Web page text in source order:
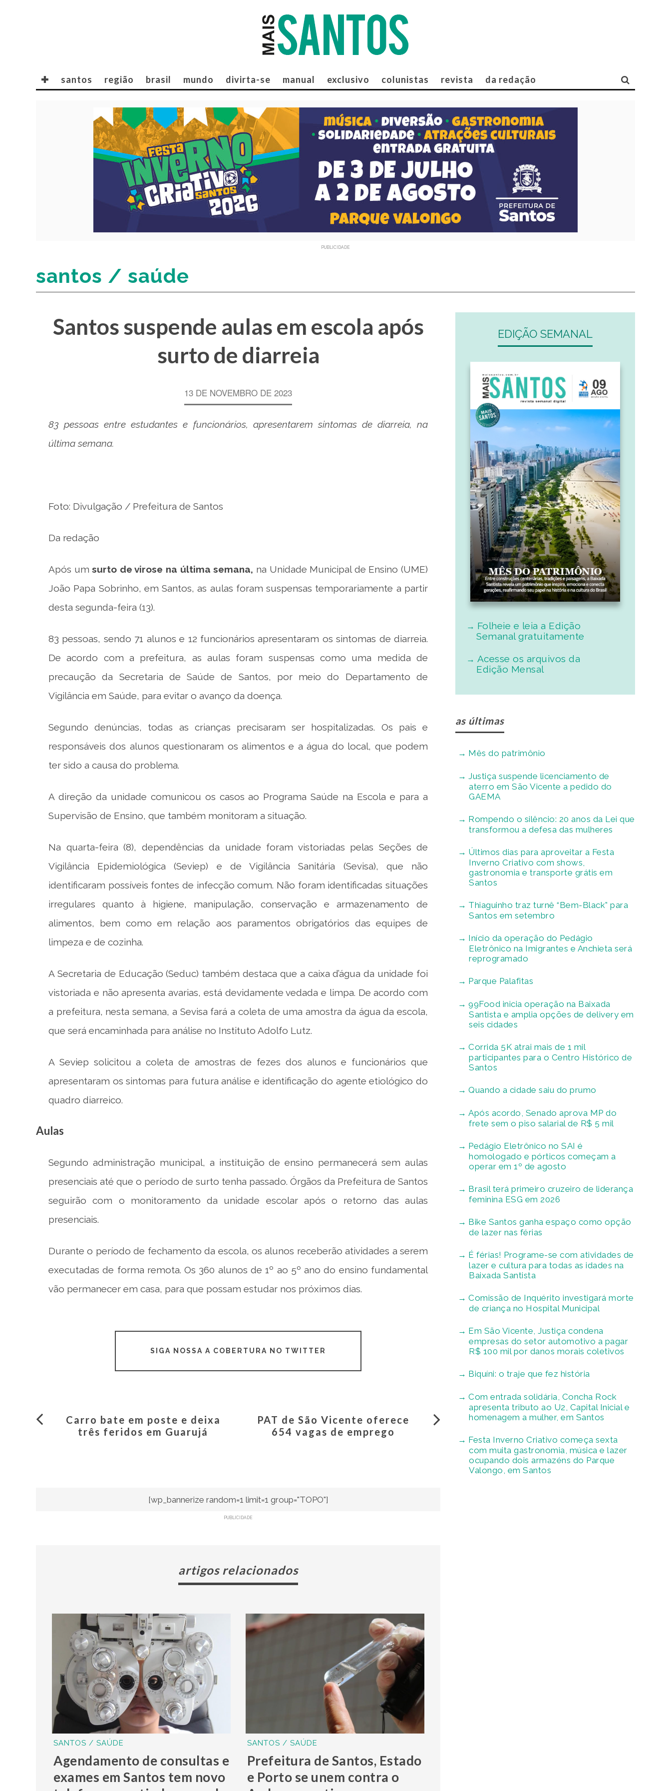
✚ santos região brasil mundo divirta-se manual exclusivo colunistas revista da redação
PUBLICIDADE
santos / saúde
Santos suspende aulas em escola após
surto de diarreia
13 DE NOVEMBRO DE 2023
83 pessoas entre estudantes e funcionários, apresentarem sintomas de diarreia, na
última semana.
Foto: Divulgação / Prefeitura de Santos
Da redação
Após umsurto de virose na última semana, na Unidade Municipal de Ensino (UME)
João Papa Sobrinho, em Santos, as aulas foram suspensas temporariamente a partir
desta segunda-feira (13).
83 pessoas, sendo 71 alunos e 12 funcionários apresentaram os sintomas de diarreia.
De acordo com a prefeitura, as aulas foram suspensas como uma medida de
precaução da Secretaria de Saúde de Santos, por meio do Departamento de
Vigilância em Saúde, para evitar o avanço da doença.
Segundo denúncias, todas as crianças precisaram ser hospitalizadas. Os pais e
responsáveis dos alunos questionaram os alimentos e a água do local, que podem
ter sido a causa do problema.
A direção da unidade comunicou os casos ao Programa Saúde na Escola e para a
Supervisão de Ensino, que também monitoram a situação.
Na quarta-feira (8), dependências da unidade foram vistoriadas pelas Seções de
Vigilância Epidemiológica (Seviep) e de Vigilância Sanitária (Sevisa), que não
identificaram possíveis fontes de infecção comum. Não foram identificadas situações
irregulares quanto à higiene, manipulação, conservação e armazenamento de
alimentos, bem como em relação aos paramentos obrigatórios das equipes de
limpeza e de cozinha.
A Secretaria de Educação (Seduc) também destaca que a caixa d’água da unidade foi
vistoriada e não apresenta avarias, está devidamente vedada e limpa. De acordo com
a prefeitura, nesta semana, a Sevisa fará a coleta de uma amostra da água da escola,
que será encaminhada para análise no Instituto Adolfo Lutz.
A Seviep solicitou a coleta de amostras de fezes dos alunos e funcionários que
apresentaram os sintomas para futura análise e identificação do agente etiológico do
quadro diarreico.
Aulas
Segundo administração municipal, a instituição de ensino permanecerá sem aulas
presenciais até que o período de surto tenha passado. Órgãos da Prefeitura de Santos
seguirão com o monitoramento da unidade escolar após o retorno das aulas
presenciais.
Durante o período de fechamento da escola, os alunos receberão atividades a serem
executadas de forma remota. Os 360 alunos de 1º ao 5º ano do ensino fundamental
vão permanecer em casa, para que possam estudar nos próximos dias.
SIGA NOSSA A COBERTURA NO TWITTER
Carro bate em poste e deixa
três feridos em Guarujá
PAT de São Vicente oferece
654 vagas de emprego
[wp_bannerize random=1 limit=1 group="TOPO"]
PUBLICIDADE
artigos relacionados
SANTOS / SAÚDE
Agendamento de consultas e
exames em Santos tem novo
SANTOS / SAÚDE
Prefeitura de Santos, Estado
e Porto se unem contra o
EDIÇÃO SEMANAL
Folheie e leia a Edição
Semanal gratuitamente
Acesse os arquivos da
Edição Mensal
as últimas
Mês do patrimônio
Justiça suspende licenciamento de
aterro em São Vicente a pedido do
GAEMA
Rompendo o silêncio: 20 anos da Lei que
transformou a defesa das mulheres
Últimos dias para aproveitar a Festa
Inverno Criativo com shows,
gastronomia e transporte grátis em
Santos
Thiaguinho traz turnê “Bem-Black” para
Santos em setembro
Início da operação do Pedágio
Eletrônico na Imigrantes e Anchieta será
reprogramado
Parque Palafitas
99Food inicia operação na Baixada
Santista e amplia opções de delivery em
seis cidades
Corrida 5K atrai mais de 1 mil
participantes para o Centro Histórico de
Santos
Quando a cidade saiu do prumo
Após acordo, Senado aprova MP do
frete sem o piso salarial de R$ 5 mil
Pedágio Eletrônico no SAI é
homologado e pórticos começam a
operar em 1º de agosto
Brasil terá primeiro cruzeiro de liderança
feminina ESG em 2026
Bike Santos ganha espaço como opção
de lazer nas férias
É férias! Programe-se com atividades de
lazer e cultura para todas as idades na
Baixada Santista
Comissão de Inquérito investigará morte
de criança no Hospital Municipal
Em São Vicente, Justiça condena
empresas do setor automotivo a pagar
R$ 100 mil por danos morais coletivos
Biquíni: o traje que fez história
Com entrada solidária, Concha Rock
apresenta tributo ao U2, Capital Inicial e
homenagem a mulher, em Santos
Festa Inverno Criativo começa sexta
com muita gastronomia, música e lazer
ocupando dois armazéns do Parque
Valongo, em Santos